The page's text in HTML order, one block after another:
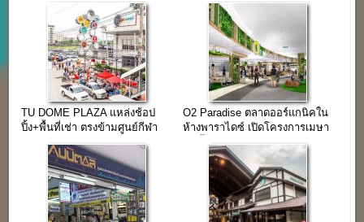
TU DOME PLAZA แหล่งช้อป
ปิ้ง+พื้นที่เช่า ตรงข้ามศูนย์กีฬา
มหาวิทยาลัยธรรมศาสตร์
O2 Paradise ตลาดออร์แกนิคใน
ห้างพาราไดซ์ เปิดโครงการเมษา